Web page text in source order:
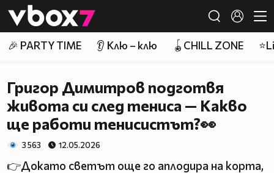
👾
🎉 PARTY TIME 👂 Клю – клю 🪀CHILL ZONE
Григор Димитров подготвя
живота си след тениса — Какво
ще работи тенисистът?👀
3 563 12.05.2026
👉Докато светът още го аплодира на корта,